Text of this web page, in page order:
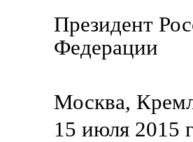
Президент
Москва,
15 июля 2015